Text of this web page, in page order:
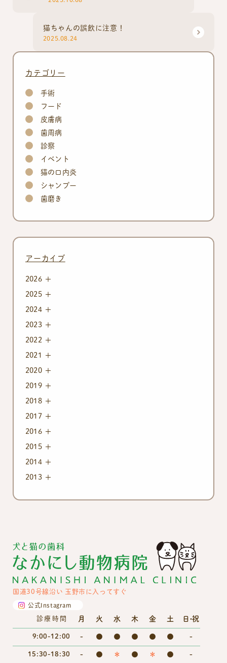
猫ちゃんの誤飲に注意！
2025.08.24
カテゴリー
手術
フード
皮膚病
歯周病
診察
イベント
猫の口内炎
シャンプー
歯磨き
アーカイブ
2026
2025
2024
2023
2022
2021
2020
2019
2018
2017
2016
2015
2014
2013
国道30号線沿い 玉野市に入ってすぐ
公式Instagram
診療時間 月 火 水 木 金 土 日・祝
9:00-12:00 - ● ● ● ● ● -
15:30-18:30 - ● ＊ ● ＊ ● -